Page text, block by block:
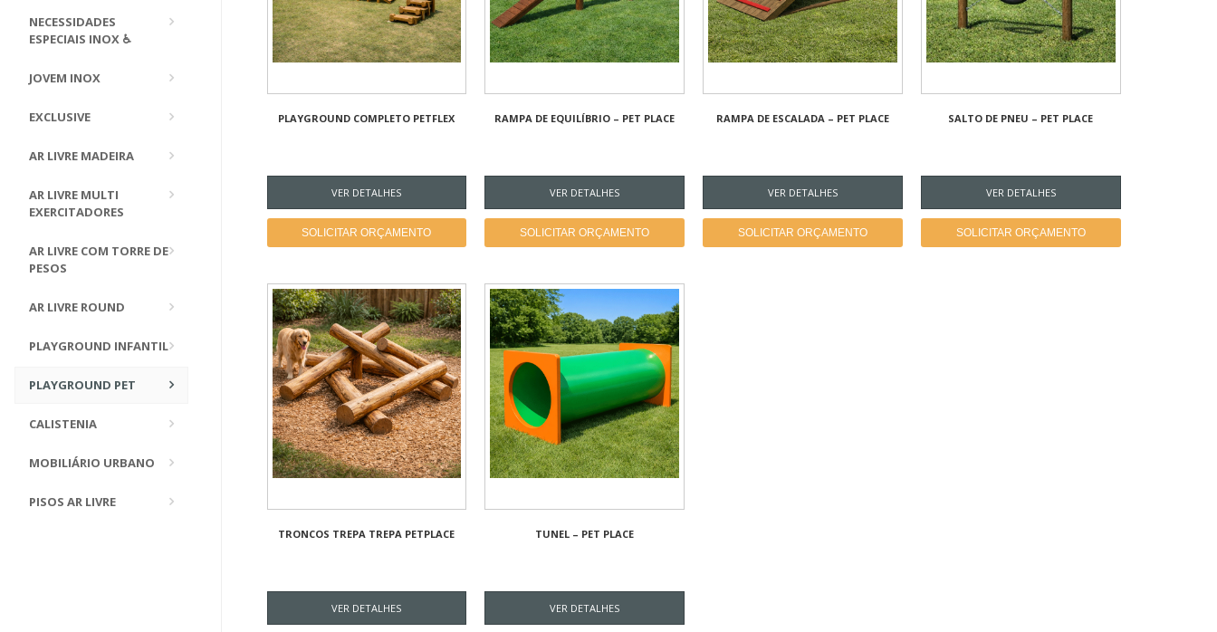
NECESSIDADES
ESPECIAIS INOX ♿
JOVEM INOX
EXCLUSIVE
AR LIVRE MADEIRA
AR LIVRE MULTI
EXERCITADORES
AR LIVRE COM TORRE DE
PESOS
AR LIVRE ROUND
PLAYGROUND INFANTIL
PLAYGROUND PET
CALISTENIA
MOBILIÁRIO URBANO
PISOS AR LIVRE
PLAYGROUND COMPLETO PETFLEX
VER DETALHES
SOLICITAR ORÇAMENTO
RAMPA DE EQUILÍBRIO – PET PLACE
VER DETALHES
SOLICITAR ORÇAMENTO
RAMPA DE ESCALADA – PET PLACE
VER DETALHES
SOLICITAR ORÇAMENTO
SALTO DE PNEU – PET PLACE
VER DETALHES
SOLICITAR ORÇAMENTO
TRONCOS TREPA TREPA PETPLACE
VER DETALHES
TUNEL – PET PLACE
VER DETALHES